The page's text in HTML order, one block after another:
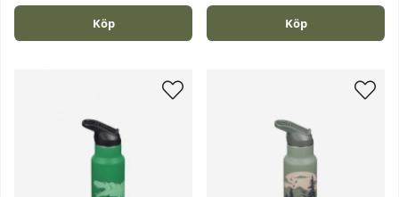
Köp Köp